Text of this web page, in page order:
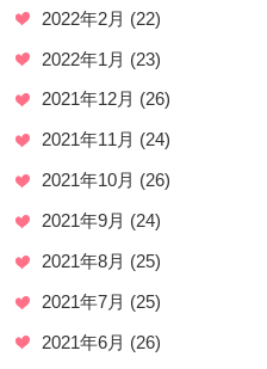
2022年2月 (22)
2022年1月 (23)
2021年12月 (26)
2021年11月 (24)
2021年10月 (26)
2021年9月 (24)
2021年8月 (25)
2021年7月 (25)
2021年6月 (26)